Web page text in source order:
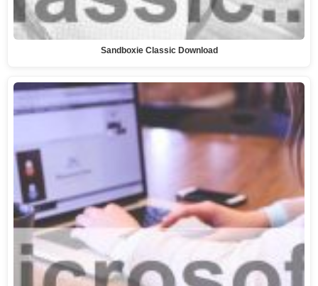
Sandboxie Classic Download